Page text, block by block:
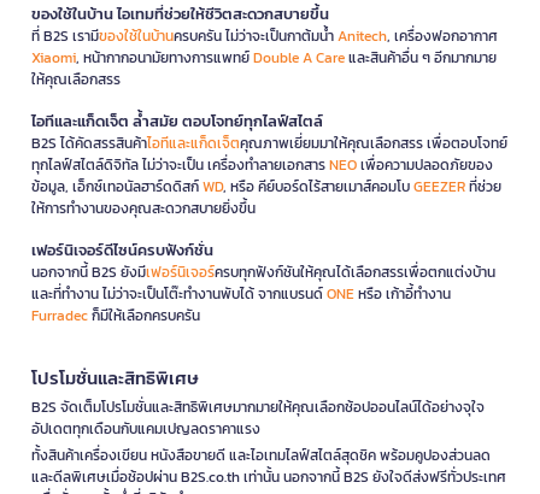
ของใช้ในบ้าน ไอเทมที่ช่วยให้ชีวิตสะดวกสบายขึ้น
ที่ B2S เรามีของใช้ในบ้านครบครัน ไม่ว่าจะเป็นกาต้มน้ำAnitech, เครื่องฟอกอากาศ
Xiaomi, หน้ากากอนามัยทางการแพทย์Double A Careและสินค้าอื่น ๆ อีกมากมาย
ให้คุณเลือกสรร
ไอทีและแก็ดเจ็ต ล้ำสมัย ตอบโจทย์ทุกไลฟ์สไตล์
B2S ได้คัดสรรสินค้าไอทีและแก็ดเจ็ตคุณภาพเยี่ยมมาให้คุณเลือกสรร เพื่อตอบโจทย์
ทุกไลฟ์สไตล์ดิจิทัล ไม่ว่าจะเป็น เครื่องทำลายเอกสารNEOเพื่อความปลอดภัยของ
ข้อมูล, เอ็กซ์เทอนัลฮาร์ดดิสก์WD, หรือ คีย์บอร์ดไร้สายเมาส์คอมโบGEEZERที่ช่วย
ให้การทำงานของคุณสะดวกสบายยิ่งขึ้น
เฟอร์นิเจอร์ดีไซน์ครบฟังก์ชั่น
นอกจากนี้ B2S ยังมีเฟอร์นิเจอร์ครบทุกฟังก์ชันให้คุณได้เลือกสรรเพื่อตกแต่งบ้าน
และที่ทำงาน ไม่ว่าจะเป็นโต๊ะทำงานพับได้ จากแบรนด์ONEหรือ เก้าอี้ทำงาน
Furradecก็มีให้เลือกครบครัน
โปรโมชั่นและสิทธิพิเศษ
B2S จัดเต็มโปรโมชั่นและสิทธิพิเศษมากมายให้คุณเลือกช้อปออนไลน์ได้อย่างจุใจ
อัปเดตทุกเดือนกับแคมเปญลดราคาแรง
ทั้งสินค้าเครื่องเขียน หนังสือขายดี และไอเทมไลฟ์สไตล์สุดชิค พร้อมคูปองส่วนลด
และดีลพิเศษเมื่อช้อปผ่าน B2S.co.th เท่านั้น นอกจากนี้ B2S ยังใจดีส่งฟรีทั่วประเทศ